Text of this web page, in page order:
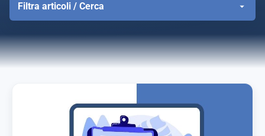
Filtra articoli / Cerca